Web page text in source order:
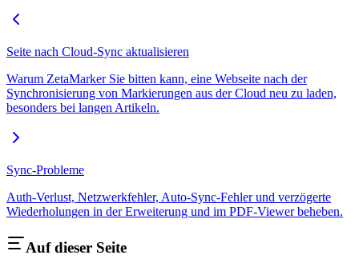
Seite nach Cloud-Sync aktualisieren
Warum ZetaMarker Sie bitten kann, eine Webseite nach der
Synchronisierung von Markierungen aus der Cloud neu zu laden,
besonders bei langen Artikeln.
Sync-Probleme
Auth-Verlust, Netzwerkfehler, Auto-Sync-Fehler und verzögerte
Wiederholungen in der Erweiterung und im PDF-Viewer beheben.
Auf dieser Seite